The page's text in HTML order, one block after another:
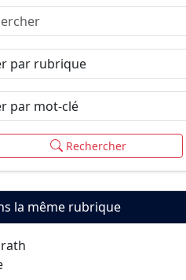
par rubrique
par mot-clé
Rechercher
la même rubrique